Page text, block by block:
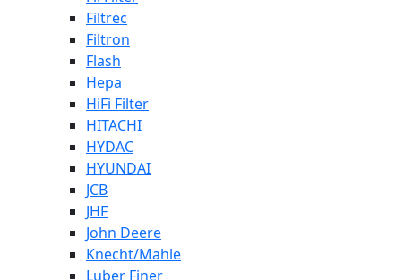
Filtrec
Filtron
Flash
Hepa
HiFi Filter
HITACHI
HYDAC
HYUNDAI
JCB
JHF
John Deere
Knecht/Mahle
Luber Finer